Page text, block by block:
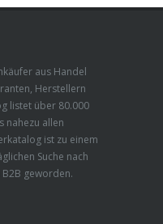
aus Handel
Herstellern
listet über 80.000
nahezu allen
ist zu einem
Suche nach
geworden.